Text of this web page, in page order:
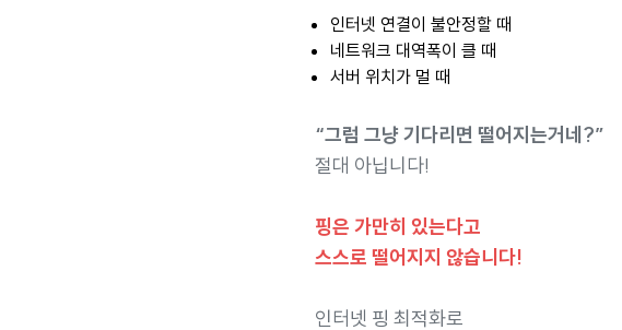
인터넷 연결이 불안정할 때
네트워크 대역폭이 클 때
서버 위치가 멀 때
“그럼 그냥 기다리면 떨어지는거네?”
절대 아닙니다!
핑은 가만히 있는다고
스스로 떨어지지 않습니다!
인터넷 핑 최적화로